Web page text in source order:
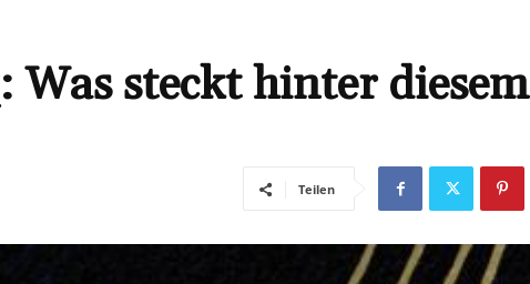
Was steckt hinter diesem
Teilen